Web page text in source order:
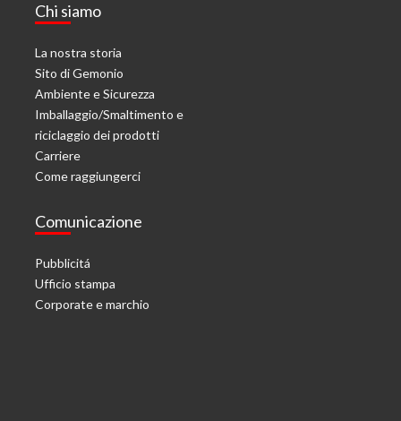
Chi siamo
La nostra storia
Sito di Gemonio
Ambiente e Sicurezza
Imballaggio/Smaltimento e
riciclaggio dei prodotti
Carriere
Come raggiungerci
Comunicazione
Pubblicitá
Ufficio stampa
Corporate e marchio